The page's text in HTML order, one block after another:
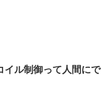
イル制御って人間にで